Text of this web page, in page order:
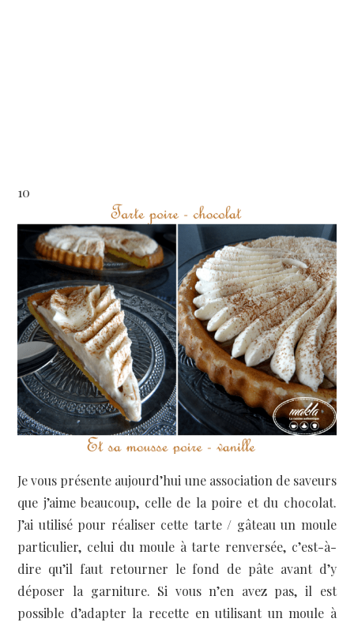
10
Je vous présente aujourd’hui une association de saveurs
que j’aime beaucoup, celle de la poire et du chocolat.
J’ai utilisé pour réaliser cette tarte / gâteau un moule
particulier, celui du moule à tarte renversée, c’est-à-
dire qu’il faut retourner le fond de pâte avant d’y
déposer la garniture. Si vous n’en avez pas, il est
possible d’adapter la recette en utilisant un moule à